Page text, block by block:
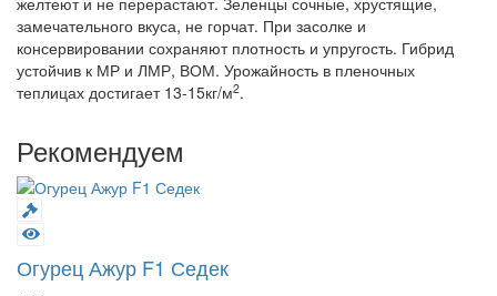
замечательного вкуса, не горчат. При засолке и
консервировании сохраняют плотность и упругость. Гибрид
устойчив к МР и ЛМР, ВОМ. Урожайность в пленочных
теплицах достигает 13-15кг/м2.
Рекомендуем
Огурец Ажур F1 Седек